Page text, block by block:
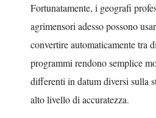
Fortunatamente, i geografi
agrimensori adesso possono
convertire automaticamente tra
programmi rendono semplice
differenti in datum diversi sulla
alto livello di accuratezza.